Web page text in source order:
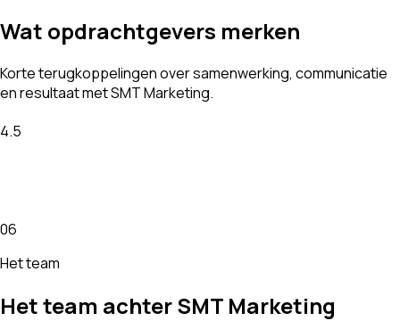
Wat opdrachtgevers merken
Korte terugkoppelingen over samenwerking, communicatie
en resultaat met SMT Marketing.
4.5
06
Het team
Het team achter SMT Marketing